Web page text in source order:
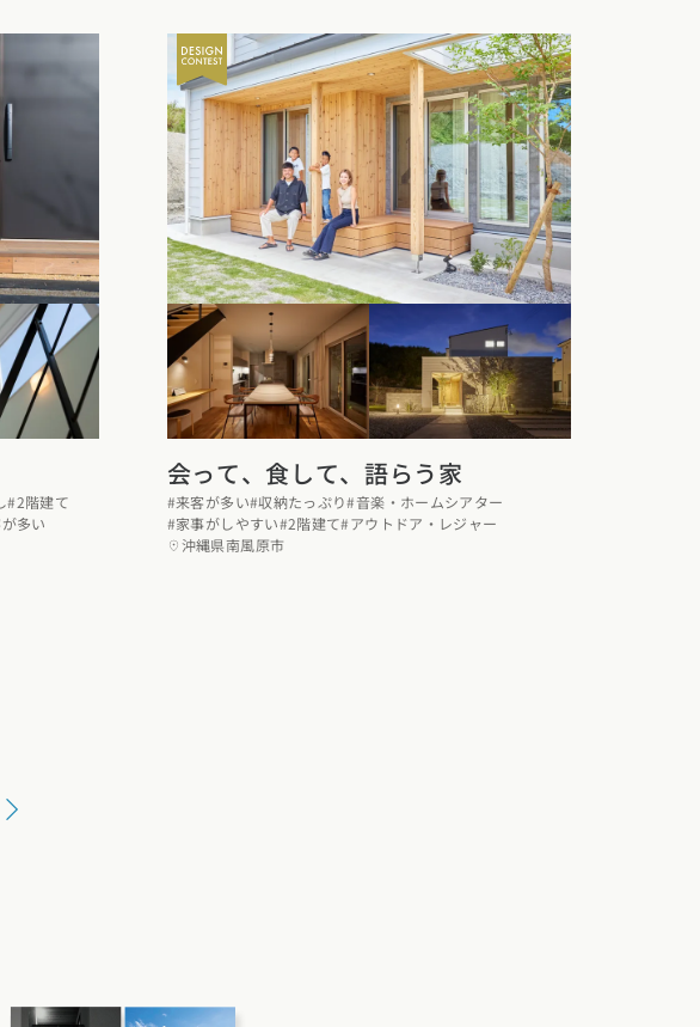
#2階建て
多い
会って、食して、語らう家
#来客が多い#収納たっぷり#音楽・ホームシアター
#家事がしやすい#2階建て#アウトドア・レジャー
沖縄県南風原市